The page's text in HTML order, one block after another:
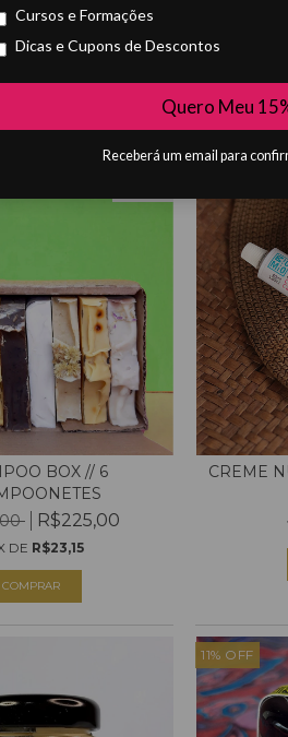
BOX // 6
R$225,00
DE R$23,15
CREME
11% OFF
Cursos e Formações
Dicas e Cupons de Descontos
Quero Meu
Receberá um email para